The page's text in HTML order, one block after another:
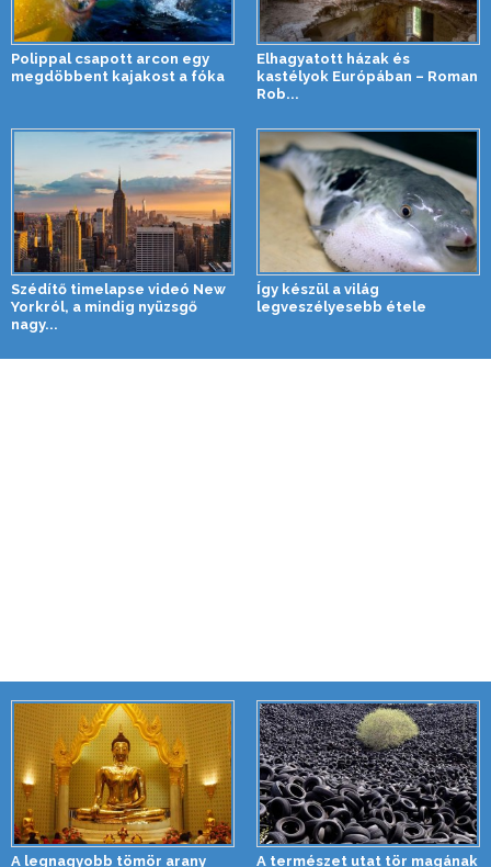
Polippal csapott arcon egy
megdöbbent kajakost a fóka
Elhagyatott házak és
kastélyok Európában – Roman
Rob...
Szédítő timelapse videó New
Yorkról, a mindig nyüzsgő
nagy...
Így készül a világ
legveszélyesebb étele
A legnagyobb tömör arany A természet utat tör magának